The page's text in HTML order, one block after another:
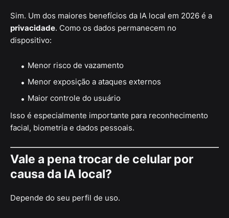
Sim. Um dos maiores benefícios da IA local em 2026 é a
privacidade. Como os dados permanecem no
dispositivo:
Menor risco de vazamento
Menor exposição a ataques externos
Maior controle do usuário
Isso é especialmente importante para reconhecimento
facial, biometria e dados pessoais.
Vale a pena trocar de celular por
causa da IA local?
Depende do seu perfil de uso.